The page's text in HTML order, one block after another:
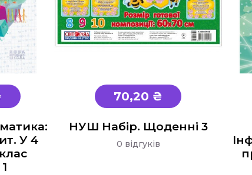
У 4
70,20 ₴
НУШ Набір. Щоденні 3
0 відгуків